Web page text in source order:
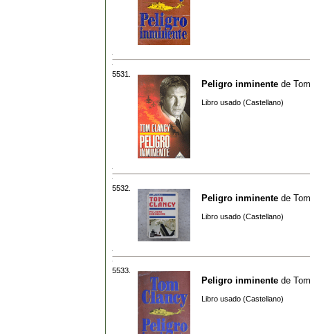
5531.
Peligro inminente de
Libro usado (Castellano)
5532.
Peligro inminente de
Libro usado (Castellano)
5533.
Peligro inminente de
Libro usado (Castellano)